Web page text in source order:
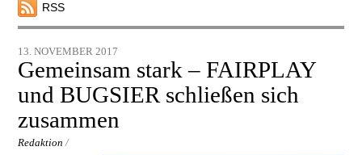
RSS
13. NOVEMBER 2017
Gemeinsam stark – FAIRPLAY
und BUGSIER schließen sich
zusammen
Redaktion /